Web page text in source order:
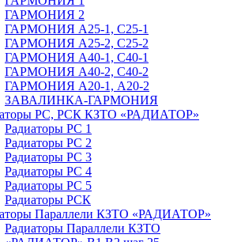
ГАРМОНИЯ 2
ГАРМОНИЯ А25-1, С25-1
ГАРМОНИЯ А25-2, С25-2
ГАРМОНИЯ А40-1, С40-1
ГАРМОНИЯ А40-2, С40-2
ГАРМОНИЯ А20-1, А20-2
ЗАВАЛИНКА-ГАРМОНИЯ
РС, РСК КЗТО «РАДИАТОР»
Радиаторы РС 1
Радиаторы РС 2
Радиаторы РС 3
Радиаторы РС 4
Радиаторы РС 5
Радиаторы РСК
Параллели КЗТО «РАДИАТОР»
Радиаторы Параллели КЗТО